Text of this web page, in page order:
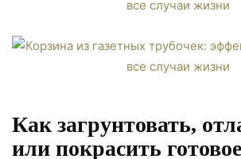
Как загрунтовать,
или покрасить